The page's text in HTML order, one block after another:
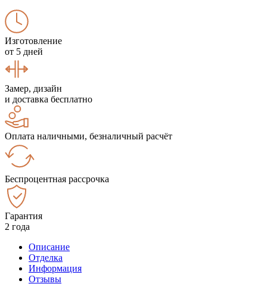
Изготовление
от 5 дней
Замер, дизайн
и доставка бесплатно
Оплата наличными, безналичный расчёт
Беспроцентная рассрочка
Гарантия
2 года
Описание
Отделка
Информация
Отзывы